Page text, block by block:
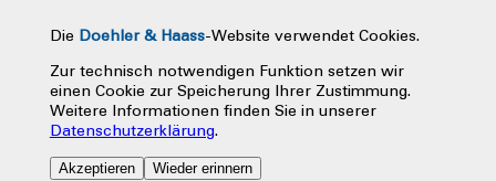
Die Doehler & Haass-Website verwendet Cookies.
Zur technisch notwendigen Funktion setzen wir
einen Cookie zur Speicherung Ihrer Zustimmung.
Weitere Informationen finden Sie in unserer
Datenschutzerklärung.
Akzeptieren Wieder erinnern